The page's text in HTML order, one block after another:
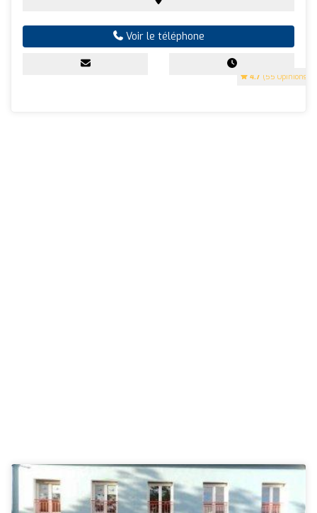
4.7 (55 Opinions)
Voir le téléphone